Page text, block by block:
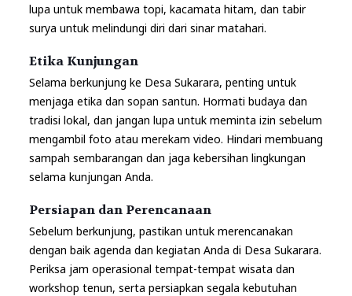
lupa untuk membawa topi, kacamata hitam, dan tabir
surya untuk melindungi diri dari sinar matahari.
Etika Kunjungan
Selama berkunjung ke Desa Sukarara, penting untuk
menjaga etika dan sopan santun. Hormati budaya dan
tradisi lokal, dan jangan lupa untuk meminta izin sebelum
mengambil foto atau merekam video. Hindari membuang
sampah sembarangan dan jaga kebersihan lingkungan
selama kunjungan Anda.
Persiapan dan Perencanaan
Sebelum berkunjung, pastikan untuk merencanakan
dengan baik agenda dan kegiatan Anda di Desa Sukarara.
Periksa jam operasional tempat-tempat wisata dan
workshop tenun, serta persiapkan segala kebutuhan